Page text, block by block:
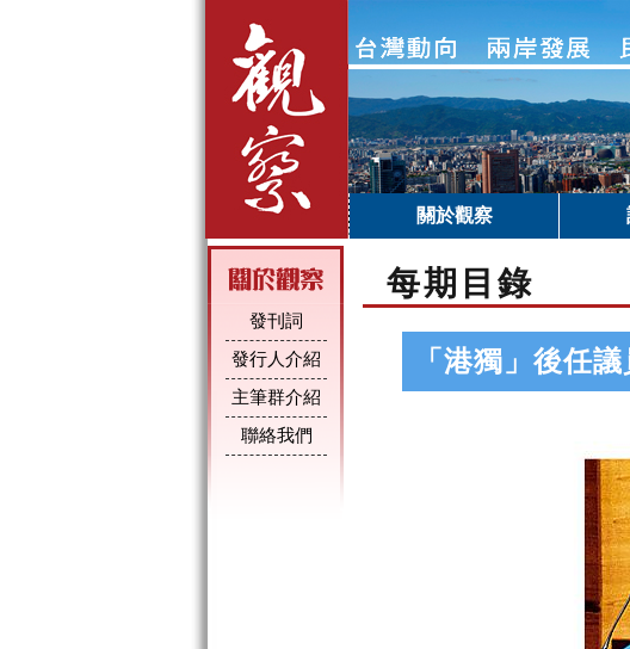
關於觀察
發刊詞
發行人介紹
主筆群介紹
聯絡我們
每期目錄
「港獨」後任